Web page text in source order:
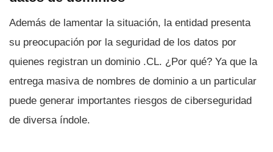
Además de lamentar la situación, la entidad presenta
su preocupación por la seguridad de los datos por
quienes registran un dominio .CL. ¿Por qué? Ya que la
entrega masiva de nombres de dominio a un particular
puede generar importantes riesgos de ciberseguridad
de diversa í­ndole.